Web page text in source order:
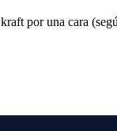
por una cara